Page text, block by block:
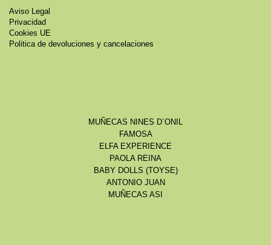
Aviso Legal
Privacidad
Cookies UE
Politica de devoluciones y cancelaciones
MUÑECAS NINES D´ONIL
FAMOSA
ELFA EXPERIENCE
PAOLA REINA
BABY DOLLS (TOYSE)
ANTONIO JUAN
MUÑECAS ASI